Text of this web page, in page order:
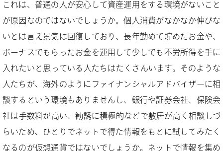
これは、普通の人が安心して資産運用をする環境がないこと
が原因なのではないでしょうか。個人消費がなかなか伸びな
いとは言え景気は回復しており、長年勤めて貯めたお金や、
ボーナスでもらったお金を運用して少しでも不労所得を手に
入れたいと思っている人たちはたくさんいます。そのような
人たちが、海外のようにファイナンシャルアドバイザーに相
談するという環境もありませんし、銀行や証券会社、保険会
社は手数料が高い、勧誘に積極的などで敷居が高く相談しづ
らいため、ひとりでネットで得た情報をもとに試してみたく
なるのが仮想通貨ではないでしょうか。ネットで情報を集め